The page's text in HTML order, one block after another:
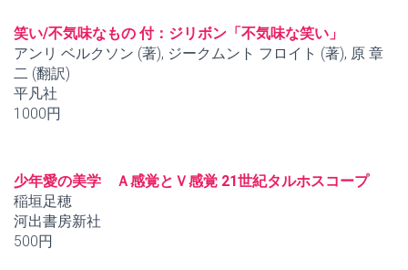
笑い/不気味なもの 付：ジリボン「不気味な笑い」
アンリ ベルクソン (著), ジークムント フロイト (著), 原 章
二 (翻訳)
平凡社
1000円
少年愛の美学 Ａ感覚とＶ感覚 21世紀タルホスコープ
稲垣足穂
河出書房新社
500円